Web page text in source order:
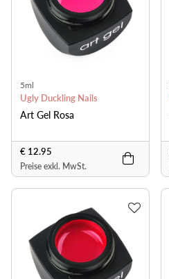
5ml
Ugly Duckling Nails
Art Gel Rosa
€ 12.95
Preise exkl. MwSt.